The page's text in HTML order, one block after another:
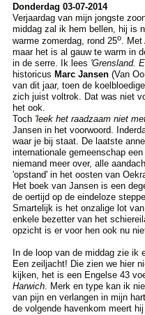
Donderdag 03-07-2014
Verjaardag van mijn jongste
middag zal ik hem bellen, hij is
warme zomerdag, rond 25o. Met
maar het is al gauw te warm in
in de serre. Ik lees 'Grensland.
historicus Marc Jansen(Van
van dit jaar, toen de
zich juist voltrok. Dat was niet
het ook.
Toch 'leek het raadzaam niet
Jansen in het voorwoord.
waar je bij staat. De laatste
internationale gemeenschap
niemand meer over, alle
'opstand' in het oosten van
Het boek van Jansen is een
de oertijd op de eindeloze
Smartelijk is het onzalige lot
enkele bezetter van het
opzicht is er voor hen ook nu
In de loop van de middag zie ik
Een zeiljacht! Die zien we hier
kijken, het is een Engelse 43
Harwich. Merk en type kan ik
van pijn en verlangen in mijn
de volgende havenkom meert